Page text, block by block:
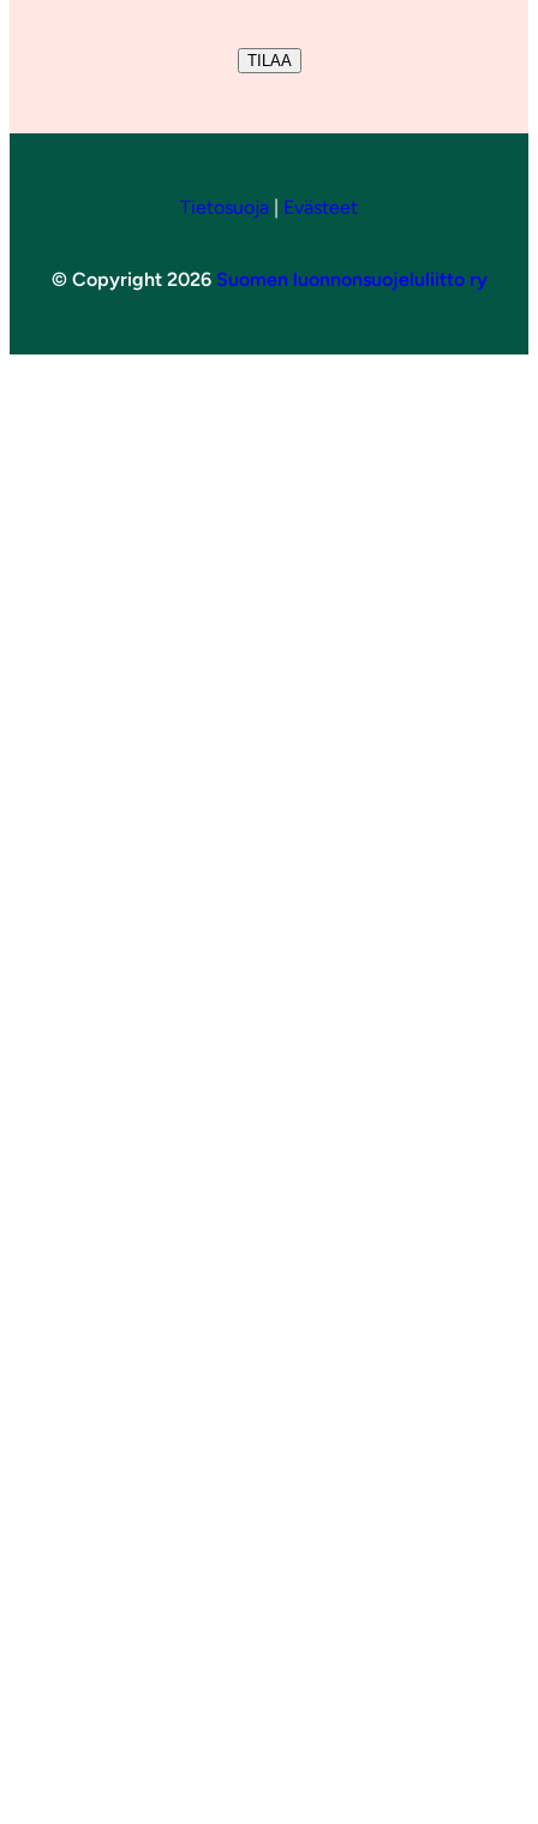
TILAA
Tietosuoja | Evästeet
© Copyright 2026 Suomen luonnonsuojeluliitto ry